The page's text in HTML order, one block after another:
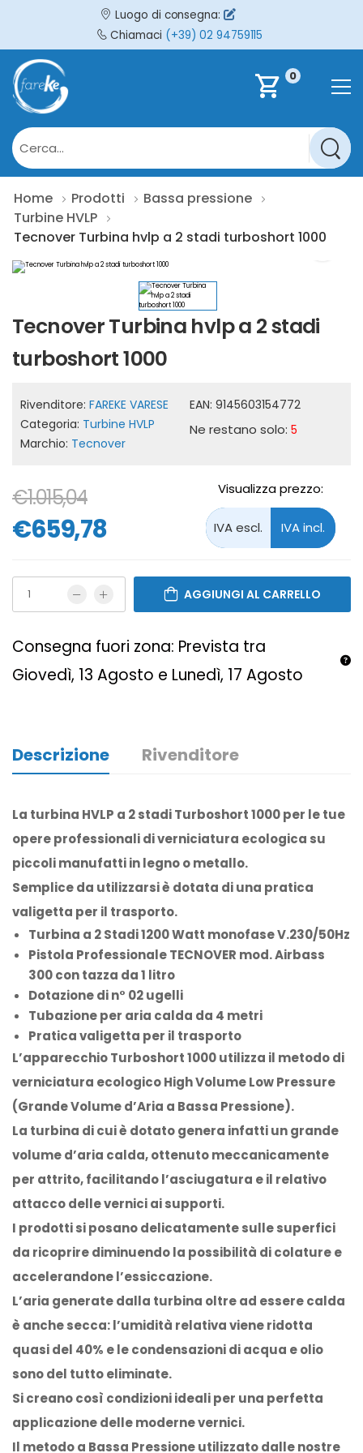
Luogo di consegna:
Chiamaci (+39) 02 94759115
shopping_cart 0
Home Prodotti
Bassa pressione
Turbine HVLP
Tecnover Turbina hvlp a 2 stadi turboshort 1000
Tecnover Turbina hvlp a 2 stadi
turboshort 1000
Rivenditore: FAREKE VARESE
Categoria: Turbine HVLP
Marchio: Tecnover
EAN: 9145603154772
Ne restano solo: 5
€1.015,04
€659,78
Visualizza prezzo:
AGGIUNGI AL CARRELLO
Consegna fuori zona: Prevista tra
Giovedì, 13 Agosto e Lunedì, 17 Agosto
Descrizione Rivenditore
La turbina HVLP a 2 stadi Turboshort 1000 per le tue
opere professionali di verniciatura ecologica su
piccoli manufatti in legno o metallo.
Semplice da utilizzarsi è dotata di una pratica
valigetta per il trasporto.
Turbina a 2 Stadi 1200 Watt monofase V.230/50Hz
Pistola Professionale TECNOVER mod. Airbass
300 con tazza da 1 litro
Dotazione di n° 02 ugelli
Tubazione per aria calda da 4 metri
Pratica valigetta per il trasporto
L’apparecchio Turboshort 1000 utilizza il metodo di
verniciatura ecologico High Volume Low Pressure
(Grande Volume d’Aria a Bassa Pressione).
La turbina di cui è dotato genera infatti un grande
volume d’aria calda, ottenuto meccanicamente
per attrito, facilitando l’asciugatura e il relativo
attacco delle vernici ai supporti.
I prodotti si posano delicatamente sulle superfici
da ricoprire diminuendo la possibilità di colature e
accelerandone l’essiccazione.
L’aria generate dalla turbina oltre ad essere calda
è anche secca: l’umidità relativa viene ridotta
quasi del 40% e le condensazioni di acqua e olio
sono del tutto eliminate.
Si creano così condizioni ideali per una perfetta
applicazione delle moderne vernici.
Il metodo a Bassa Pressione utilizzato dalle nostre